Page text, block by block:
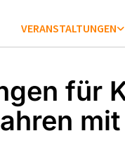
VERANSTALTUNGEN
für
mit